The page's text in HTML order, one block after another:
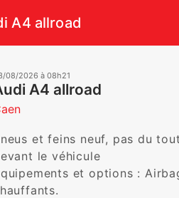
A4 allroad
08/2026 à 08h21
A4 allroad
et feins neuf, pas du
le véhicule
et options :